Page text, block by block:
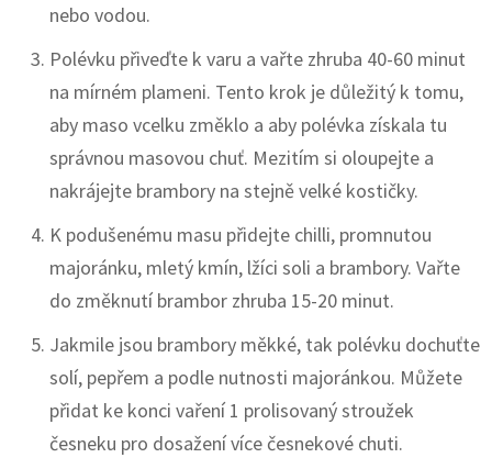
nebo vodou.
Polévku přiveďte k varu a vařte zhruba 40-60 minut
na mírném plameni. Tento krok je důležitý k tomu,
aby maso vcelku změklo a aby polévka získala tu
správnou masovou chuť. Mezitím si oloupejte a
nakrájejte brambory na stejně velké kostičky.
K podušenému masu přidejte chilli, promnutou
majoránku, mletý kmín, lžíci soli a brambory. Vařte
do změknutí brambor zhruba 15-20 minut.
Jakmile jsou brambory měkké, tak polévku dochuťte
solí, pepřem a podle nutnosti majoránkou. Můžete
přidat ke konci vaření 1 prolisovaný stroužek
česneku pro dosažení více česnekové chuti.